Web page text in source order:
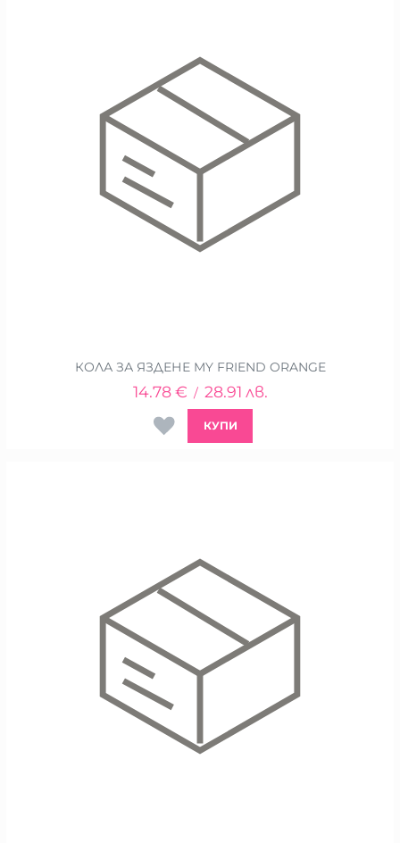
КОЛА ЗА ЯЗДЕНЕ MY FRIEND ORANGE
14.78 € / 28.91 лв.
КУПИ